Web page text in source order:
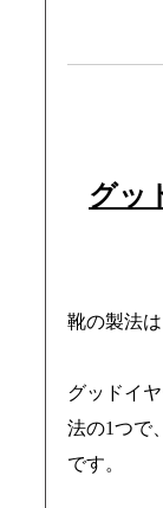
グッ
靴の製法
グッドイ
法の1つで
です。